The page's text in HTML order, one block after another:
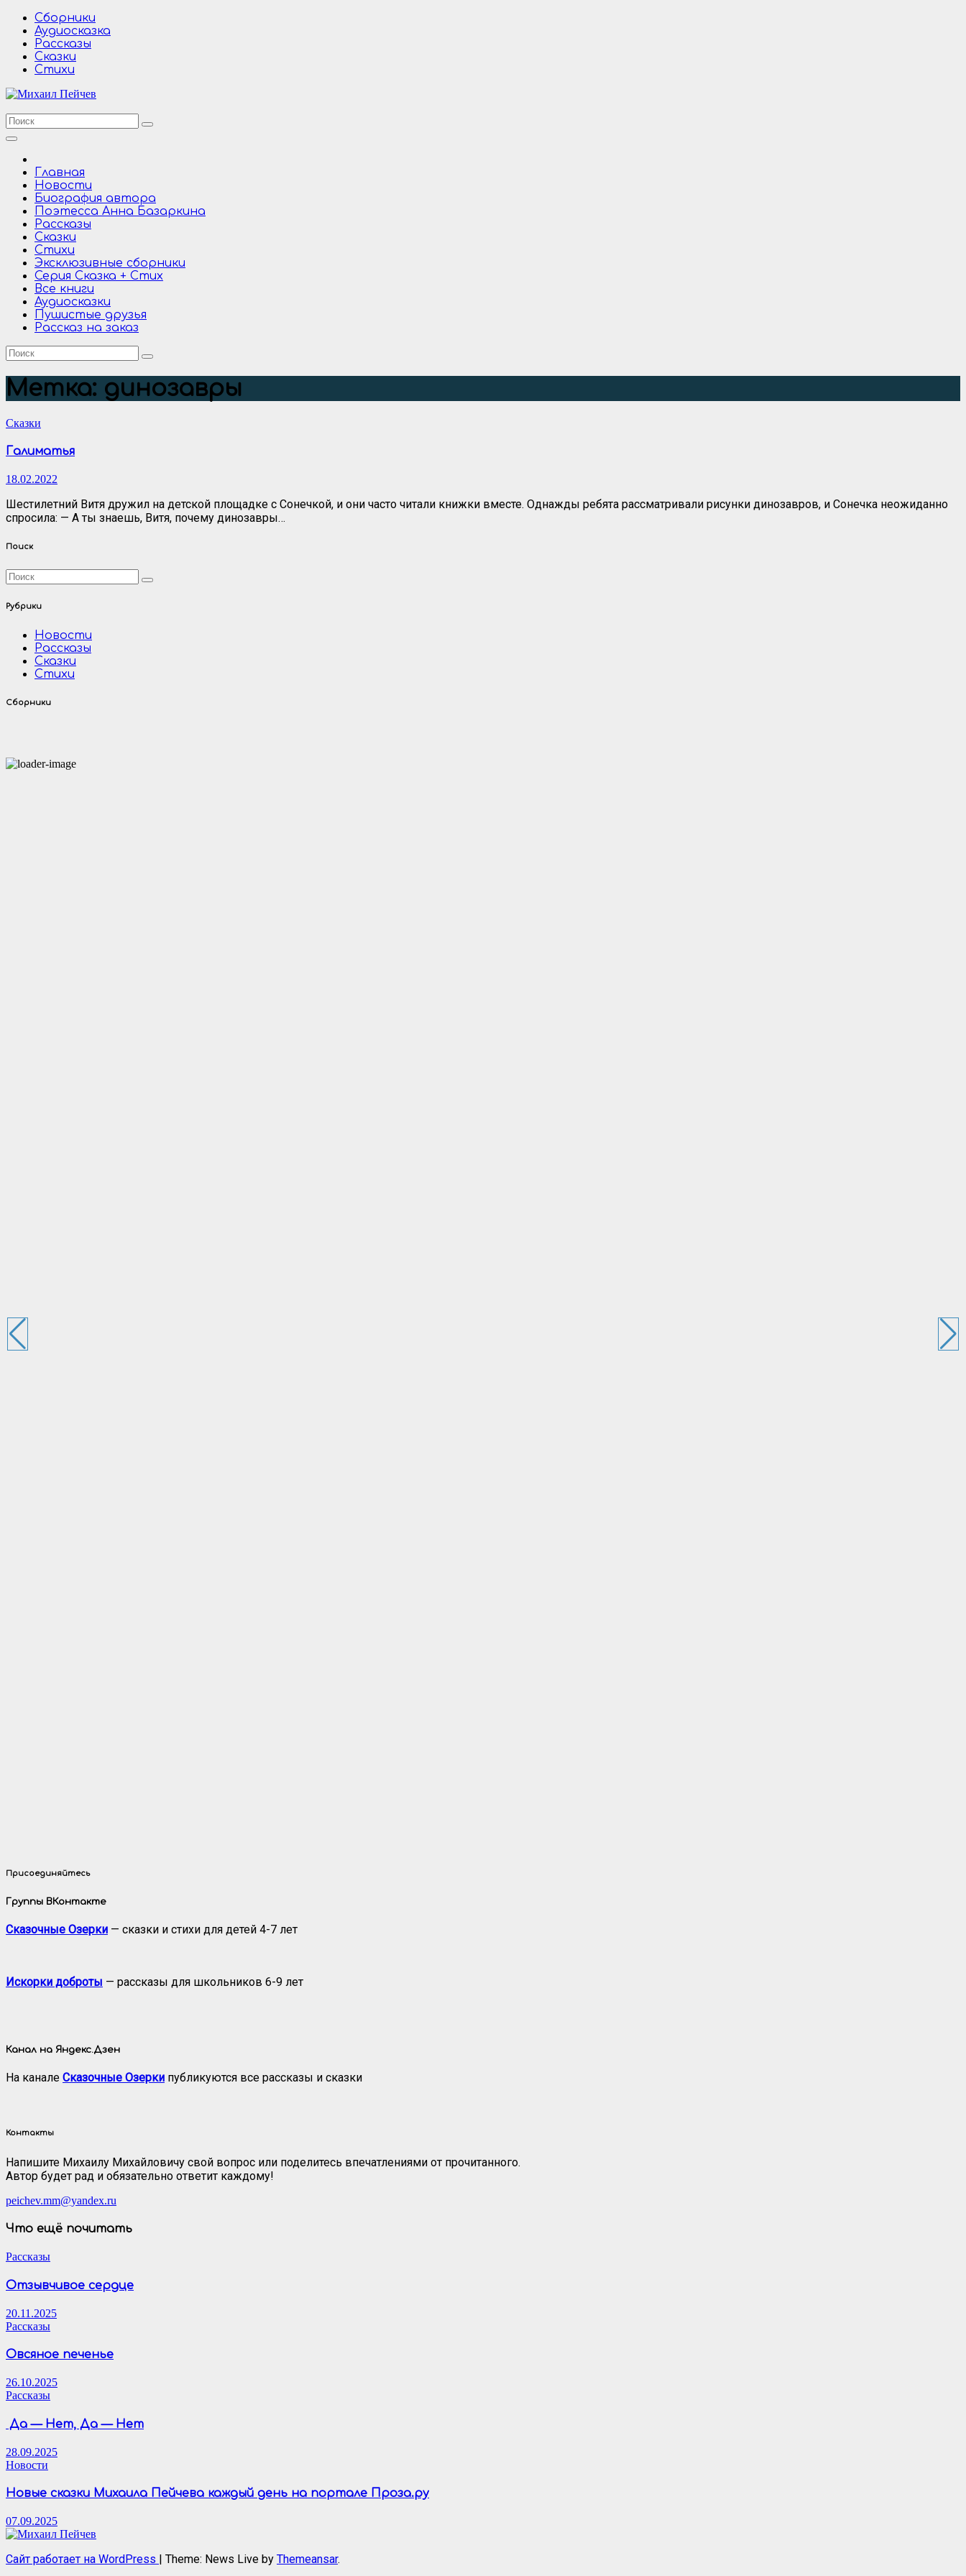
Перейти
содержимому
Сборники
Аудиосказка
Рассказы
Сказки
Стихи
Главная
Новости
Биография автора
Поэтесса Анна Базаркина
Рассказы
Сказки
Стихи
Эксклюзивные сборники
Серия Сказка + Стих
Все книги
Аудиосказки
Пушистые друзья
Рассказ на заказ
Метка: динозавры
Сказки
Галиматья
18.02.2022
Шестилетний Витя дружил на детской площадке с Сонечкой, и они часто читали книжки вместе. Однажды ребята рассматривали рисунки динозавров, и Сонечка неожиданно
спросила: — А ты знаешь, Витя, почему динозавры…
Поиск
Рубрики
Новости
Рассказы
Сказки
Стихи
Сборники
Присоединяйтесь
Группы ВКонтакте
Сказочные Озерки — сказки и стихи для детей 4-7 лет
Искорки доброты — рассказы для школьников 6-9 лет
Канал на Яндекс.Дзен
На канале Сказочные Озерки публикуются все рассказы и сказки
Контакты
Напишите Михаилу Михайловичу свой вопрос или поделитесь впечатлениями от прочитанного.
Автор будет рад и обязательно ответит каждому!
peichev.mm@yandex.ru
Что ещё почитать
Рассказы
Отзывчивое сердце
20.11.2025
Рассказы
Овсяное печенье
26.10.2025
Рассказы
Да — Нет, Да — Нет
28.09.2025
Новости
Новые сказки Михаила Пейчева каждый день на портале Проза.ру
07.09.2025
Сайт работает на WordPress Theme: News Live by Themeansar.